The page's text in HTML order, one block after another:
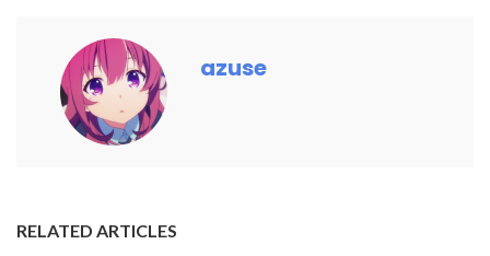
azuse
RELATED ARTICLES